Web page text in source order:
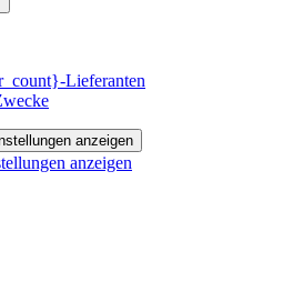
Lieferanten
anzeigen
anzeigen